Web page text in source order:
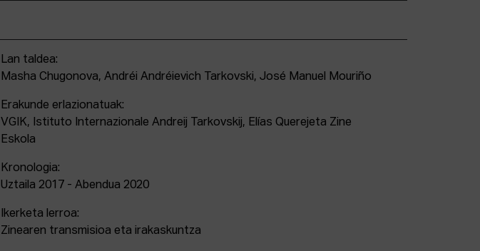
Lan taldea:
Masha Chugonova, Andréi Andréievich Tarkovski, José Manuel Mouriño
Erakunde erlazionatuak:
VGIK, Istituto Internazionale Andreij Tarkovskij, Elías Querejeta Zine
Eskola
Kronologia:
Uztaila 2017 - Abendua 2020
Ikerketa lerroa:
Zinearen transmisioa eta irakaskuntza